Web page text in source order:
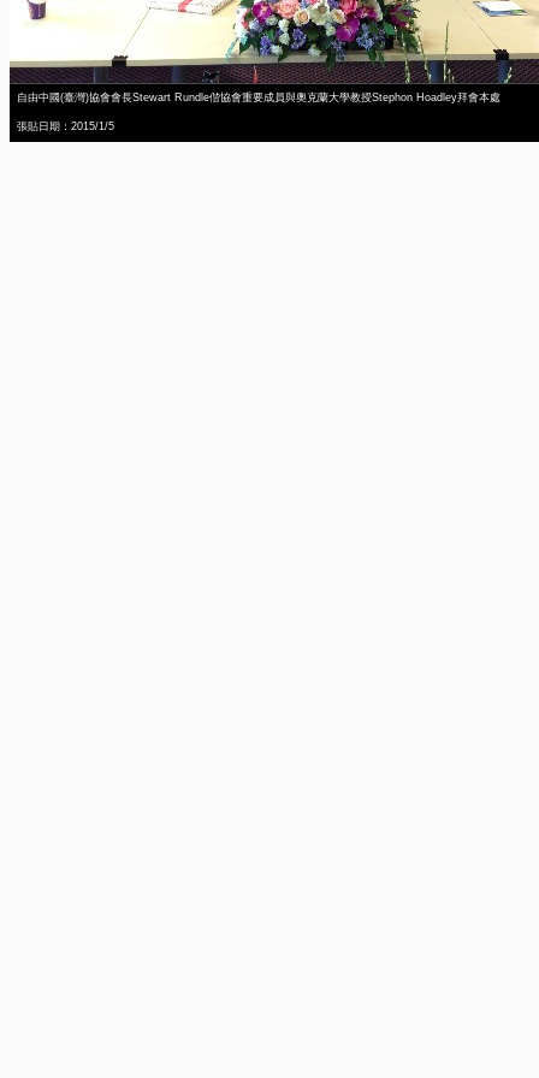
自由中國(臺灣)協會會長Stewart Rundle偕協會重要成員與奧克蘭大學教授Stephon Hoadley拜會本處
張貼日期：2015/1/5